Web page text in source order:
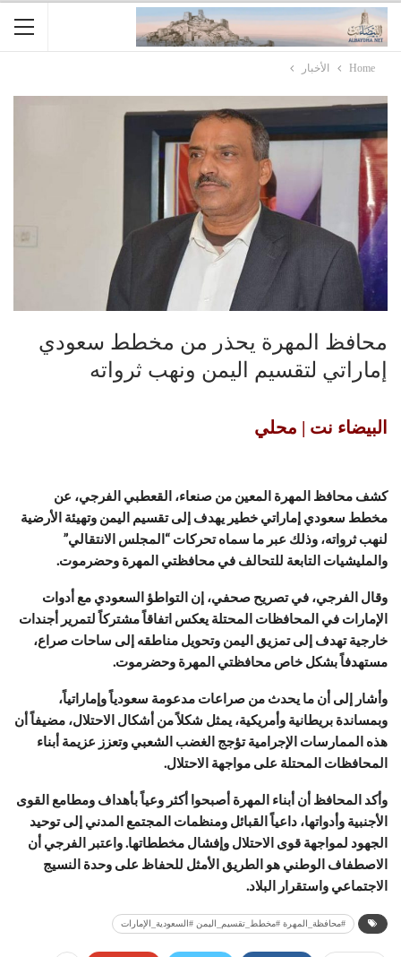
Home الأخبار
محافظ المهرة يحذر من مخطط سعودي
إماراتي لتقسيم اليمن ونهب ثرواته
البيضاء نت | محلي
كشف محافظ المهرة المعين من صنعاء، القعطبي الفرجي، عن
مخطط سعودي إماراتي خطير يهدف إلى تقسيم اليمن وتهيئة الأرضية
لنهب ثرواته، وذلك عبر ما سماه تحركات “المجلس الانتقالي”
والمليشيات التابعة للتحالف في محافظتي المهرة وحضرموت.
وقال الفرجي، في تصريح صحفي، إن التواطؤ السعودي مع أدوات
الإمارات في المحافظات المحتلة يعكس اتفاقاً مشتركاً لتمرير أجندات
خارجية تهدف إلى تمزيق اليمن وتحويل مناطقه إلى ساحات صراع،
مستهدفاً بشكل خاص محافظتي المهرة وحضرموت.
وأشار إلى أن ما يحدث من صراعات مدعومة سعودياً وإماراتياً،
وبمساندة بريطانية وأمريكية، يمثل شكلاً من أشكال الاحتلال، مضيفاً أن
هذه الممارسات الإجرامية تؤجج الغضب الشعبي وتعزز عزيمة أبناء
المحافظات المحتلة على مواجهة الاحتلال.
وأكد المحافظ أن أبناء المهرة أصبحوا أكثر وعياً بأهداف ومطامع القوى
الأجنبية وأدواتها، داعياً القبائل ومنظمات المجتمع المدني إلى توحيد
الجهود لمواجهة قوى الاحتلال وإفشال مخططاتها. واعتبر الفرجي أن
الاصطفاف الوطني هو الطريق الأمثل للحفاظ على وحدة النسيج
الاجتماعي واستقرار البلاد.
#محافظة_المهرة #مخطط_تقسيم_اليمن #السعودية_الإمارات